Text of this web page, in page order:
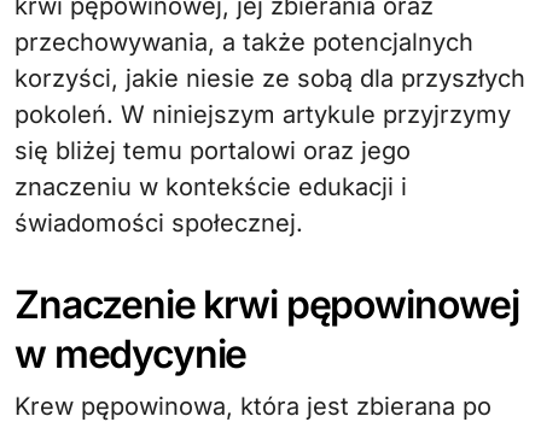
krwi pępowinowej, jej zbierania oraz
przechowywania, a także potencjalnych
korzyści, jakie niesie ze sobą dla przyszłych
pokoleń. W niniejszym artykule przyjrzymy
się bliżej temu portalowi oraz jego
znaczeniu w kontekście edukacji i
świadomości społecznej.
Znaczenie krwi pępowinowej
w medycynie
Krew pępowinowa, która jest zbierana po